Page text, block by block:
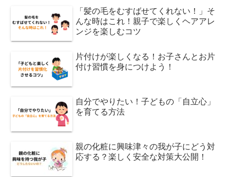
「髪の毛をむすばせてくれない！」そ
んな時はこれ！親子で楽しくヘアアレ
ンジを楽しむコツ
片付けが楽しくなる！お子さんとお片
付け習慣を身につけよう！
自分でやりたい！子どもの「自立心」
を育てる方法
親の化粧に興味津々の我が子にどう対
応する？楽しく安全な対策大公開！